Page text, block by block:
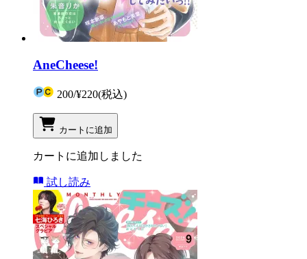
AneCheese!
200/¥220(税込)
カートに追加
カートに追加しました
試し読み